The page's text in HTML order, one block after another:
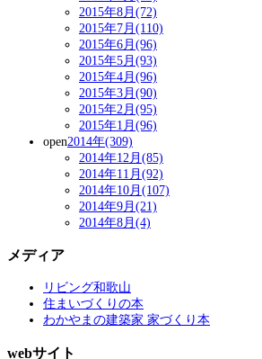
2015年8月(72)
2015年7月(110)
2015年6月(96)
2015年5月(93)
2015年4月(96)
2015年3月(90)
2015年2月(95)
2015年1月(96)
open2014年(309)
2014年12月(85)
2014年11月(92)
2014年10月(107)
2014年9月(21)
2014年8月(4)
メディア
リビング和歌山
住まいづくりの本
わかやまの建築家 家づくり本
webサイト